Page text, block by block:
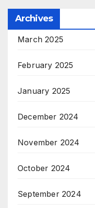
Archives
March 2025
February 2025
January 2025
December 2024
November 2024
October 2024
September 2024